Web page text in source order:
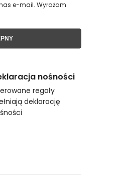
e-mail. Wyrażam
nośności
regały
deklarację